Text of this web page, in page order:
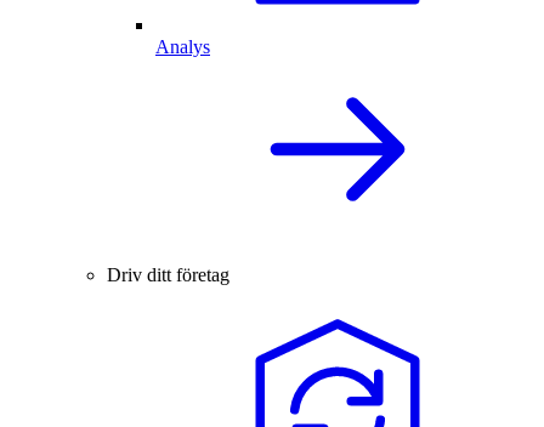
Analys
Driv ditt företag